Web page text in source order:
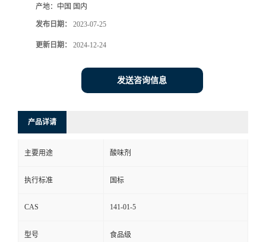
产地： 中国 国内
发布日期： 2023-07-25
更新日期： 2024-12-24
发送咨询信息
产品详请
主要用途 酸味剂
执行标准 国标
CAS 141-01-5
型号 食品级